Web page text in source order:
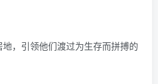
，引领他们渡过为生存而拼搏的